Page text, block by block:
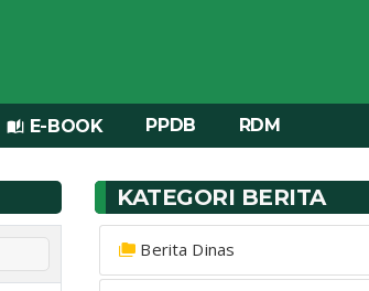
E-BOOK PPDB RDM
KATEGORI BERITA
Berita Dinas